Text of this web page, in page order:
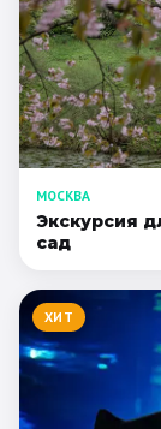
МОСКВА
Экскурсия
сад
ХИТ